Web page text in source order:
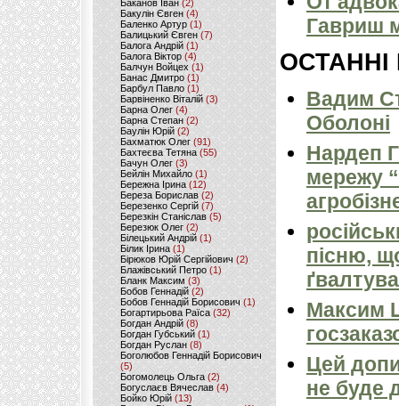
Баканов Іван(2)
Бакулін Євген (4)
Баленко Артур(1)
Балицький Євген(7)
Балога Андрій (1)
Балога Віктор (4)
Балчун Войцех (1)
Банас Дмитро (1)
Барбул Павло(1)
Барвіненко Віталій(3)
Барна Олег (4)
Барна Степан (2)
Баулін Юрій (2)
Бахматюк Олег (91)
Бахтеєва Тетяна(55)
Бачун Олег (3)
Бейлін Михайло (1)
Бережна Ірина(12)
Береза Борислав(2)
Березенко Сергій (7)
Березкін Станіслав (5)
Березюк Олег(2)
Білецький Андрій (1)
Білик Ірина (1)
Бірюков Юрій Сергійович (2)
Блажівський Петро (1)
Бланк Максим(3)
Бобов Геннадій (2)
Бобов Геннадій Борисович (1)
Богартирьова Раїса (32)
Богдан Андрій(8)
Богдан Губський (1)
Богдан Руслан(8)
Боголюбов Геннадій Борисович
(5)
Богомолець Ольга (2)
Богуслаєв Вячеслав (4)
Бойко Юрій (13)
Гавриш
ОСТАННІ
Вадим
Оболоні
Нардеп
мережу
пісню,
Максим
Цей
не буде